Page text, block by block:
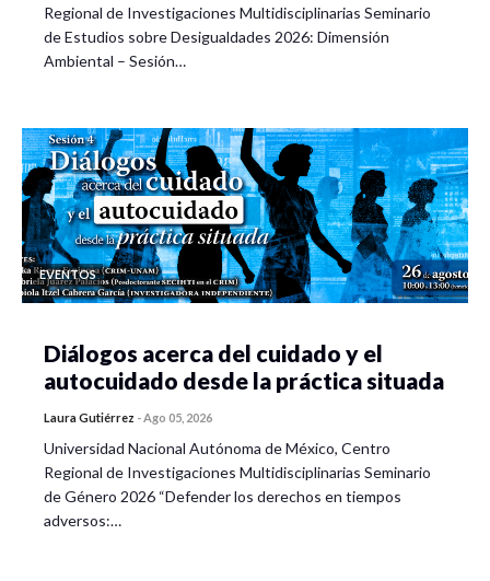
Regional de Investigaciones Multidisciplinarias Seminario
de Estudios sobre Desigualdades 2026: Dimensión
Ambiental – Sesión…
EVENTOS
Diálogos acerca del cuidado y el
autocuidado desde la práctica situada
Laura Gutiérrez -Ago 05, 2026
Universidad Nacional Autónoma de México, Centro
Regional de Investigaciones Multidisciplinarias Seminario
de Género 2026 “Defender los derechos en tiempos
adversos:…